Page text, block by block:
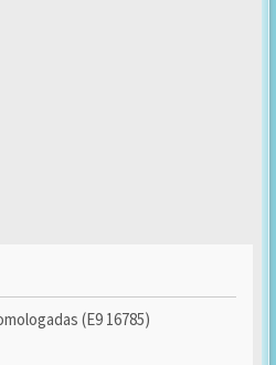
(E9 16785)